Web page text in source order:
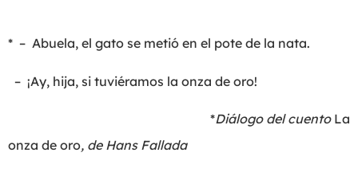
* – Abuela, el gato se metió en el pote de la nata.
– ¡Ay, hija, si tuviéramos la onza de oro!
*Diálogo del cuento La
onza de oro, de Hans Fallada